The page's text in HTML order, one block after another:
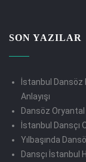
SON YAZILAR
İstanbul
Anlayışı
Dansöz Oryantal
İstanbul Dansçı
Yılbaşında
Dansçı İstanbul